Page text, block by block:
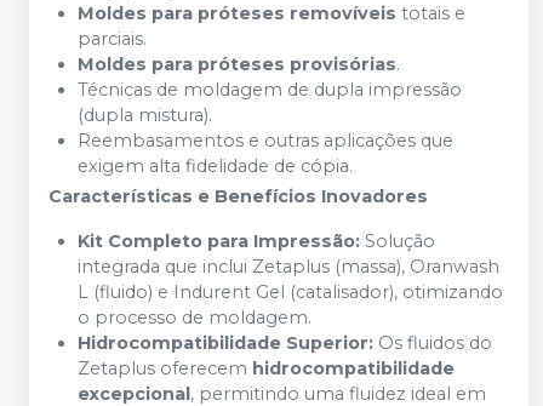
Moldes para próteses removíveis totais e
parciais.
Moldes para próteses provisórias.
Técnicas de moldagem de dupla impressão
(dupla mistura).
Reembasamentos e outras aplicações que
exigem alta fidelidade de cópia.
Características e Benefícios Inovadores
Kit Completo para Impressão: Solução
integrada que inclui Zetaplus (massa), Oranwash
L (fluido) e Indurent Gel (catalisador), otimizando
o processo de moldagem.
Hidrocompatibilidade Superior: Os fluidos do
Zetaplus oferecem hidrocompatibilidade
excepcional, permitindo uma fluidez ideal em